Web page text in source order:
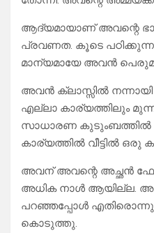
ആദ്യമായാണ് അവന്റെ
പ്രവണത. കൂടെ
മാന്യമായേ അവൻ
അവൻ ക്ലാസ്സിൽ നന്നായി
എല്ലാ കാര്യത്തിലും
സാധാരണ കുടുംബത്തിൽ
കാര്യത്തിൽ വീട്ടിൽ ഒരു
അവന് അവന്റെ അച്ഛൻ
അധിക നാൾ ആയില്ല.
പറഞ്ഞപ്പോൾ
കൊടുത്തു.